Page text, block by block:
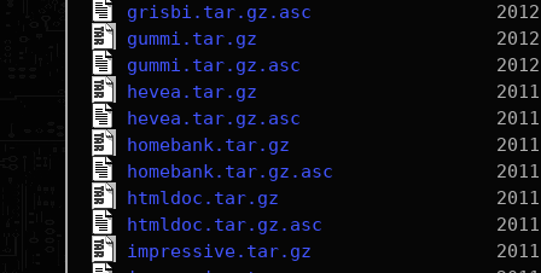
grisbi.tar.gz.asc
gummi.tar.gz
gummi.tar.gz.asc
hevea.tar.gz
hevea.tar.gz.asc
homebank.tar.gz
homebank.tar.gz.asc
htmldoc.tar.gz
htmldoc.tar.gz.asc
impressive.tar.gz